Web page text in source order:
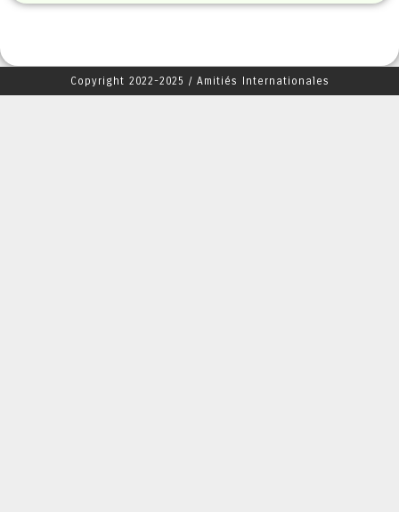
Copyright 2022-2025 / Amitiés Internationales